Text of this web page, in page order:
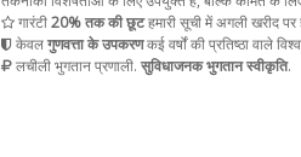
गारंटी20% तक की छूटहमारी सूची में अगली खरीद पर
केवलगुणवत्ता के उपकरणकई वर्षों की प्रतिष्ठा वाले
लचीली भुगतान प्रणाली. सुविधाजनक भुगतान स्वीकृति.